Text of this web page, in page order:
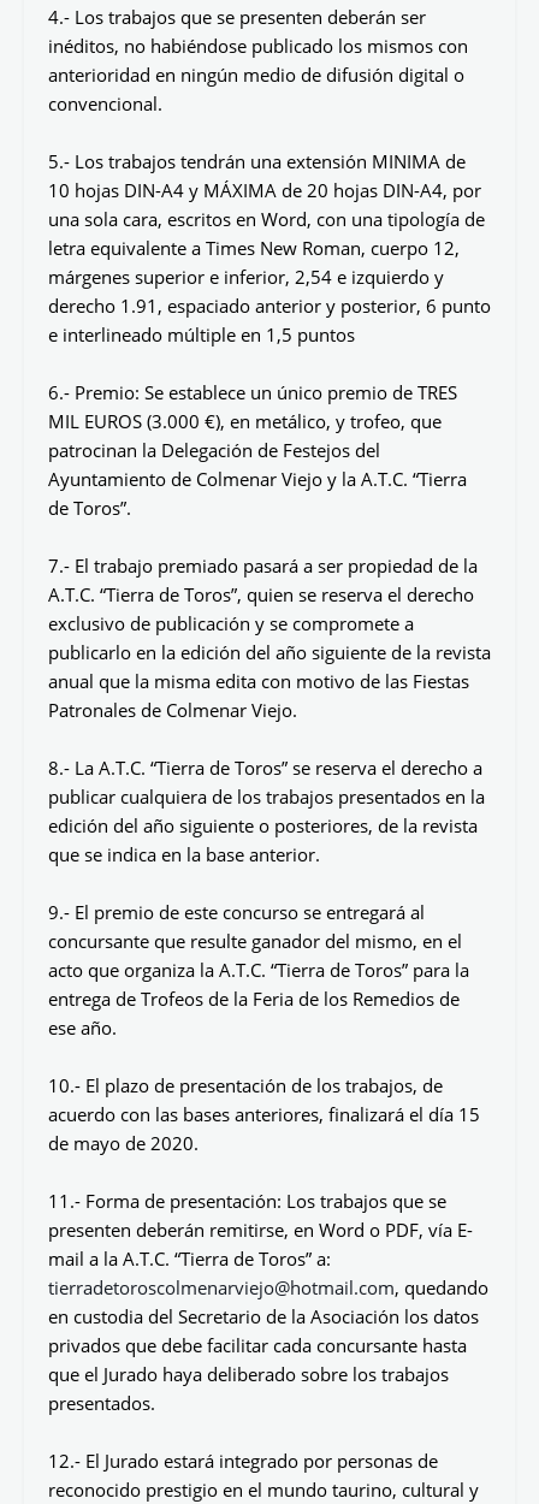
4.- Los trabajos que se presenten deberán ser
inéditos, no habiéndose publicado los mismos con
anterioridad en ningún medio de difusión digital o
convencional.
5.- Los trabajos tendrán una extensión MINIMA de
10 hojas DIN-A4 y MÁXIMA de 20 hojas DIN-A4, por
una sola cara, escritos en Word, con una tipología de
letra equivalente a Times New Roman, cuerpo 12,
márgenes superior e inferior, 2,54 e izquierdo y
derecho 1.91, espaciado anterior y posterior, 6 punto
e interlineado múltiple en 1,5 puntos
6.- Premio: Se establece un único premio de TRES
MIL EUROS (3.000 €), en metálico, y trofeo, que
patrocinan la Delegación de Festejos del
Ayuntamiento de Colmenar Viejo y la A.T.C. “Tierra
de Toros”.
7.- El trabajo premiado pasará a ser propiedad de la
A.T.C. “Tierra de Toros”, quien se reserva el derecho
exclusivo de publicación y se compromete a
publicarlo en la edición del año siguiente de la revista
anual que la misma edita con motivo de las Fiestas
Patronales de Colmenar Viejo.
8.- La A.T.C. “Tierra de Toros” se reserva el derecho a
publicar cualquiera de los trabajos presentados en la
edición del año siguiente o posteriores, de la revista
que se indica en la base anterior.
9.- El premio de este concurso se entregará al
concursante que resulte ganador del mismo, en el
acto que organiza la A.T.C. “Tierra de Toros” para la
entrega de Trofeos de la Feria de los Remedios de
ese año.
10.- El plazo de presentación de los trabajos, de
acuerdo con las bases anteriores, finalizará el día 15
de mayo de 2020.
11.- Forma de presentación: Los trabajos que se
presenten deberán remitirse, en Word o PDF, vía E-
mail a la A.T.C. “Tierra de Toros” a:
tierradetoroscolmenarviejo@hotmail.com, quedando
en custodia del Secretario de la Asociación los datos
privados que debe facilitar cada concursante hasta
que el Jurado haya deliberado sobre los trabajos
presentados.
12.- El Jurado estará integrado por personas de
reconocido prestigio en el mundo taurino, cultural y